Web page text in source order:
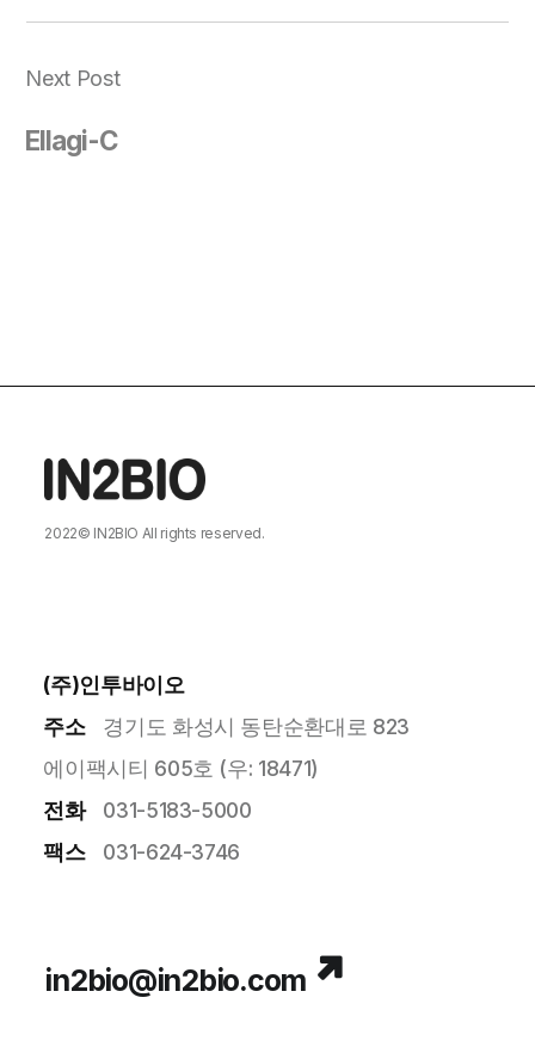
Next Post
Ellagi-C
2022© IN2BIO All rights reserved.
(주)인투바이오
주소
경기도 화성시 동탄순환대로 823
에이팩시티 605호 (우: 18471)
전화
031-5183-5000
팩스
031-624-3746
in2bio@in2bio.com